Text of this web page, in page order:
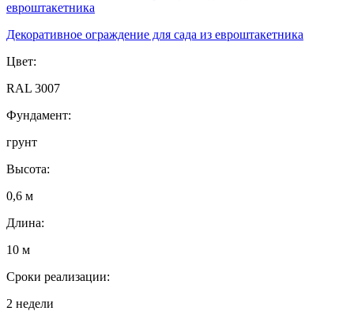
Декоративное ограждение для сада из евроштакетника
Цвет:
RAL 3007
Фундамент:
грунт
Высота:
0,6 м
Длина:
10 м
Сроки реализации:
2 недели